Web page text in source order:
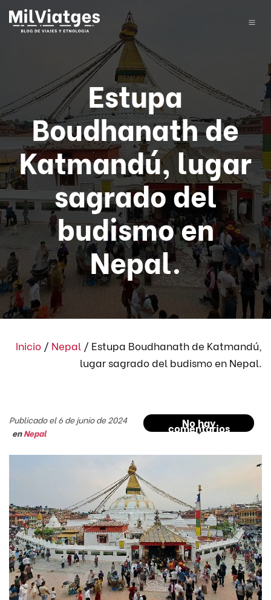
Estupa
Boudhanath de
Katmandú, lugar
sagrado del
budismo en
Nepal.
Inicio / Nepal / Estupa Boudhanath de Katmandú,
lugar sagrado del budismo en Nepal.
No hay
comentarios
Publicado el 6 de junio de 2024
enNepal